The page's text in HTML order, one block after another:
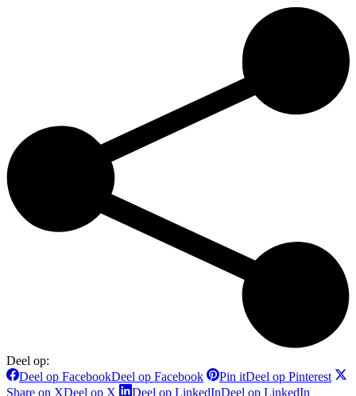
Deel op:
Deel op FacebookDeel op Facebook Pin itDeel op Pinterest
Share on XDeel op X Deel op LinkedInDeel op LinkedIn